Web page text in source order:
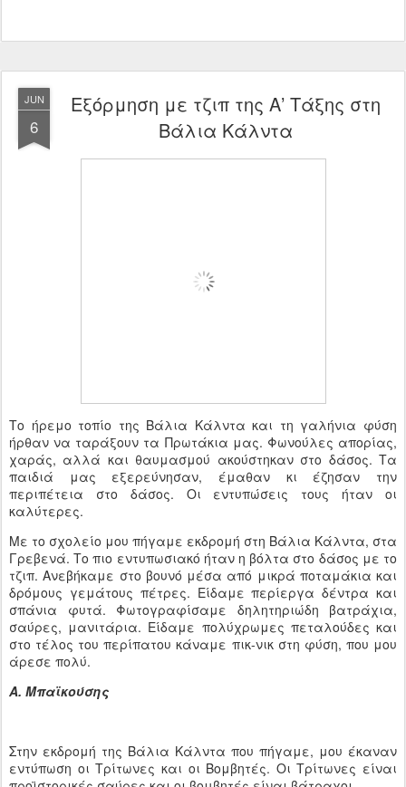
JUN
6
Εξόρμηση με τζιπ της Α’ Τάξης στη
Βάλια Κάλντα
Το ήρεμο τοπίο της Βάλια Κάλντα και τη γαλήνια φύση
ήρθαν να ταράξουν τα Πρωτάκια μας. Φωνούλες απορίας,
χαράς, αλλά και θαυμασμού ακούστηκαν στο δάσος. Τα
παιδιά μας εξερεύνησαν, έμαθαν κι έζησαν την
περιπέτεια στο δάσος. Οι εντυπώσεις τους ήταν οι
καλύτερες.
Με το σχολείο μου πήγαμε εκδρομή στη Βάλια Κάλντα, στα
Γρεβενά. Το πιο εντυπωσιακό ήταν η βόλτα στο δάσος με το
τζιπ. Ανεβήκαμε στο βουνό μέσα από μικρά ποταμάκια και
δρόμους γεμάτους πέτρες. Είδαμε περίεργα δέντρα και
σπάνια φυτά. Φωτογραφίσαμε δηλητηριώδη βατράχια,
σαύρες, μανιτάρια. Είδαμε πολύχρωμες πεταλούδες και
στο τέλος του περίπατου κάναμε πικ-νικ στη φύση, που μου
άρεσε πολύ.
Α. Μπαϊκούσης
Στην εκδρομή της Βάλια Κάλντα που πήγαμε, μου έκαναν
εντύπωση οι Τρίτωνες και οι Βομβητές. Οι Τρίτωνες είναι